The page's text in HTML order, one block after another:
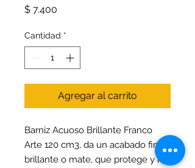
$ 7.400
Cantidad *
Agregar al carrito
Barniz Acuoso Brillante Franco
Arte 120 cm3, da un acabado final
brillante o mate, que protege y no